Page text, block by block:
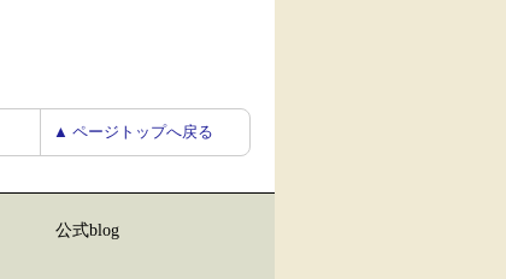
▲ ページトップへ戻る
公式blog